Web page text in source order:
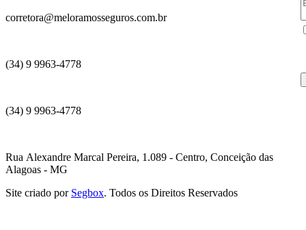
corretora@meloramosseguros.com.br
(34) 9 9963-4778
(34) 9 9963-4778
Rua Alexandre Marcal Pereira, 1.089 - Centro, Conceição das
Alagoas - MG
Site criado por Segbox. Todos os Direitos Reservados